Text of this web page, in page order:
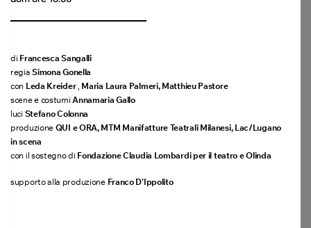
di Francesca Sangalli
regiaSimona Gonella
con Leda Kreider, Maria Laura Palmeri, Matthieu Pastore
scene e costumiAnnamaria Gallo
luci Stefano Colonna
produzione QUI e ORA, MTM Manifatture Teatrali Milanesi, Lac/Lugano
in scena
con il sostegno di Fondazione Claudia Lombardi per il teatro e Olinda
supporto alla produzione Franco D’Ippolito